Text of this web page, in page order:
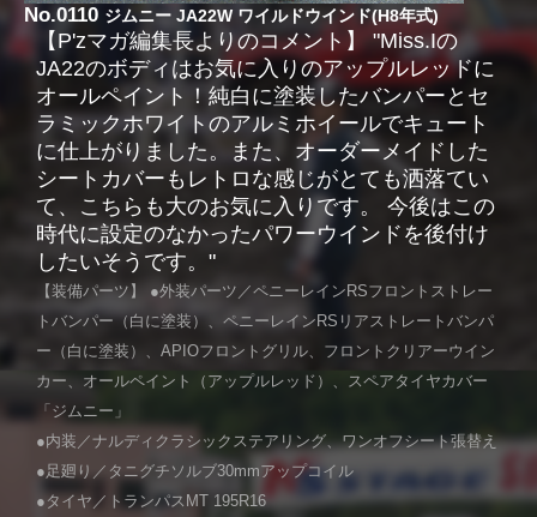
No.0110 ジムニー JA22W ワイルドウインド(H8年式)
【P'zマガ編集長よりのコメント】 "Miss.Iの
JA22のボディはお気に入りのアップルレッドに
オールペイント！純白に塗装したバンパーとセ
ラミックホワイトのアルミホイールでキュート
に仕上がりました。また、オーダーメイドした
シートカバーもレトロな感じがとても洒落てい
て、こちらも大のお気に入りです。 今後はこの
時代に設定のなかったパワーウインドを後付け
したいそうです。"
【装備パーツ】 ●外装パーツ／ペニーレインRSフロントストレー
トバンパー（白に塗装）、ペニーレインRSリアストレートバンパ
ー（白に塗装）、APIOフロントグリル、フロントクリアーウイン
カー、オールペイント（アップルレッド）、スペアタイヤカバー
「ジムニー」
●内装／ナルディクラシックステアリング、ワンオフシート張替え
●足廻り／タニグチソルブ30mmアップコイル
●タイヤ／トランパスMT 195R16